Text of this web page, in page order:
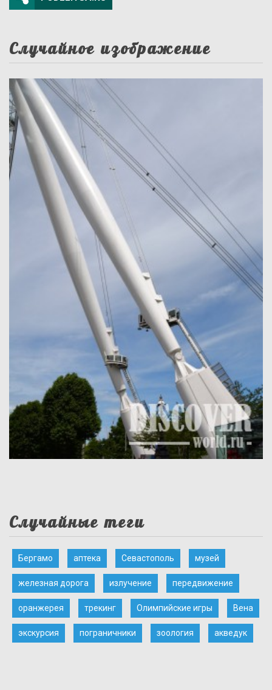
Случайное изображение
Случайные теги
Бергамо аптека Севастополь музей
железная дорога излучение передвижение
оранжерея трекинг Олимпийские игры Вена
экскурсия пограничники зоология акведук